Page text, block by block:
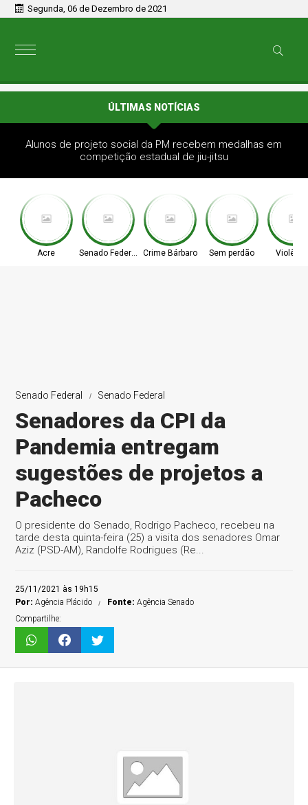
Segunda, 06 de Dezembro de 2021
ÚLTIMAS NOTÍCIAS
Alunos de projeto social da PM recebem medalhas em
competição estadual de jiu-jitsu
Acre Senado Federal Crime Bárbaro Sem perdão
Senado Federal Senado Federal
Senadores da CPI da
Pandemia entregam
sugestões de projetos a
Pacheco
O presidente do Senado, Rodrigo Pacheco, recebeu na
tarde desta quinta-feira (25) a visita dos senadores Omar
Aziz (PSD-AM), Randolfe Rodrigues (Re...
25/11/2021 às 19h15
Por: Agência Plácido Fonte: Agência Senado
Compartilhe: